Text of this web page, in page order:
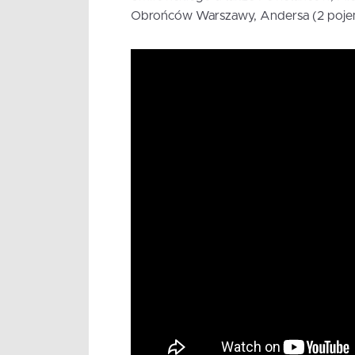
Obrońców Warszawy, Andersa (2